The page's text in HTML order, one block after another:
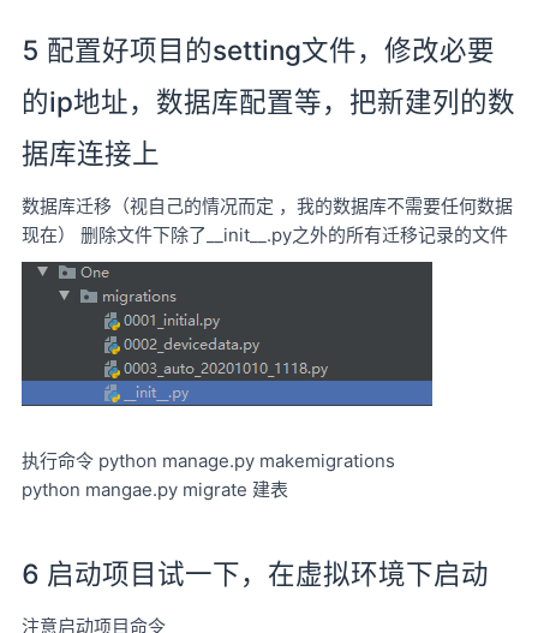
5 配置好项目的setting文件，修改必要
的ip地址，数据库配置等，把新建列的数
据库连接上
数据库迁移（视自己的情况而定 ，我的数据库不需要任何数据
现在） 删除文件下除了__init__.py之外的所有迁移记录的文件
执行命令 python manage.py makemigrations
python mangae.py migrate 建表
6 启动项目试一下，在虚拟环境下启动
注意启动项目命令